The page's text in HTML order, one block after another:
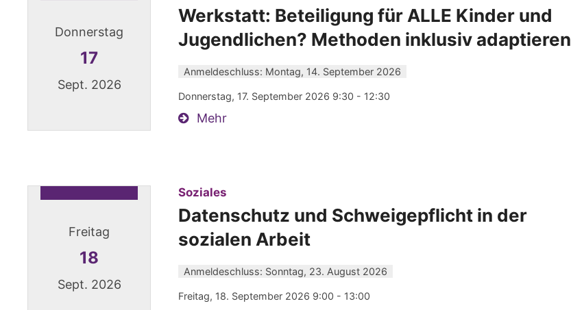
Donnerstag
17
Sept. 2026
Werkstatt: Beteiligung für ALLE Kinder und
Jugendlichen? Methoden inklusiv adaptieren
Anmeldeschluss: Montag, 14. September 2026
Donnerstag, 17. September 2026 9:30 - 12:30
Mehr
Freitag
18
Sept. 2026
Soziales:
Datenschutz und Schweigepflicht in der
sozialen Arbeit
Anmeldeschluss: Sonntag, 23. August 2026
Freitag, 18. September 2026 9:00 - 13:00